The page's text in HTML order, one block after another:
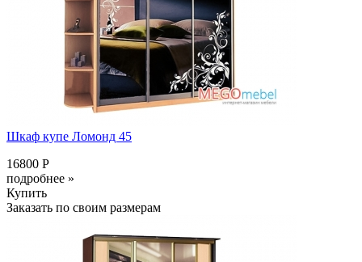
Шкаф купе Ломонд 45
16800 Р
подробнее »
Купить
Заказать по своим размерам